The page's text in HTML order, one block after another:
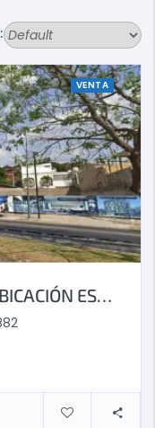
VENTA
DE DESARROLLO